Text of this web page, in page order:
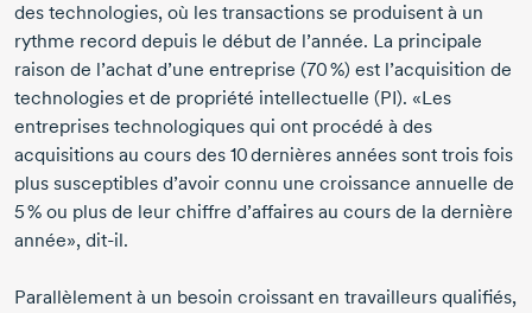
des technologies, où les transactions se produisent à un
rythme record depuis le début de l’année. La principale
raison de l’achat d’une entreprise (70 %) est l’acquisition de
technologies et de propriété intellectuelle (PI). «Les
entreprises technologiques qui ont procédé à des
acquisitions au cours des 10 dernières années sont trois fois
plus susceptibles d’avoir connu une croissance annuelle de
5 % ou plus de leur chiffre d’affaires au cours de la dernière
année», dit-il.
Parallèlement à un besoin croissant en travailleurs qualifiés,